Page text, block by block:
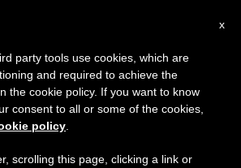
×
al 7 de agosto haremos la pausa
que en el periodo de verano
informaciones y también el
x
party tools use cookies, which are
and required to achieve the
the cookie policy. If you want to know
consent to all or some of the cookies,
policy
scrolling this page, clicking a link or